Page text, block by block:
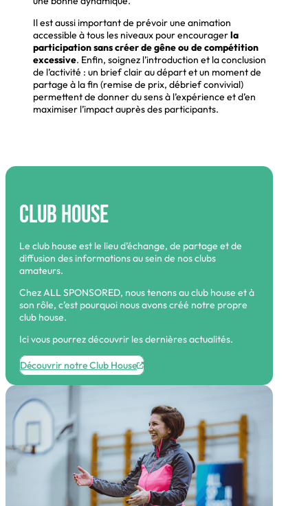
Il est aussi important de prévoir une animation
accessible à tous les niveaux pour encouragerla
participation sans créer de gêne ou de compétition
excessive. Enfin, soignez l’introduction et la conclusion
de l’activité : un brief clair au départ et un moment de
partage à la fin (remise de prix, débrief convivial)
permettent de donner du sens à l’expérience et d’en
maximiser l’impact auprès des participants.
Club House
Le club house est le lieu d’échange, de partage et de
diffusion des informations au sein de nos clubs
amateurs.
Chez ALL SPONSORED, nous tenons au club house et à
son rôle, c’est pourquoi nous avons créé notre propre
club house.
Ici vous pourrez découvrir les dernières actualités.
Découvrir notre Club House